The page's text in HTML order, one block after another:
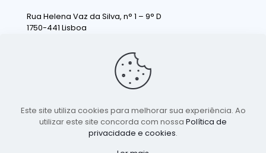
Rua Helena Vaz da Silva, n° 1 – 9° D
1750-441 Lisboa
Este site utiliza cookies para melhorar sua experiência. Ao
utilizar este site concorda com nossa Política de
privacidade e cookies.